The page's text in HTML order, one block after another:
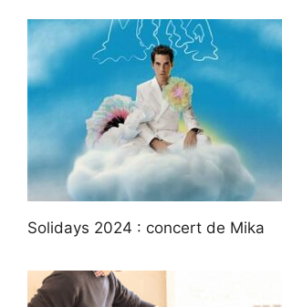
Solidays 2024 : concert de Mika